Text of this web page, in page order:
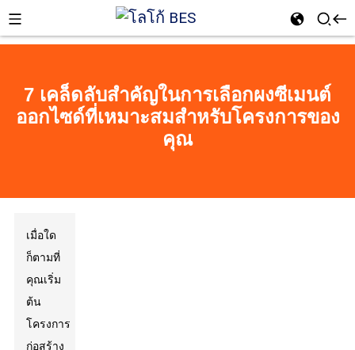
7 เคล็ดลับสำคัญในการเลือกผงซีเมนต์
ออกไซด์ที่เหมาะสมสำหรับโครงการของ
คุณ
เมื่อใด
ก็ตามที่
คุณเริ่ม
ต้น
โครงการ
ก่อสร้าง